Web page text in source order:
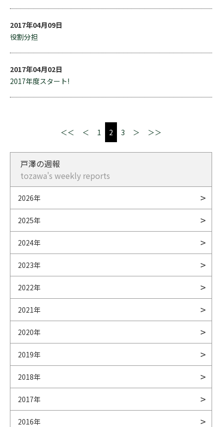
2017年04月09日
役割分担
2017年04月02日
2017年度スタート!
＜＜ ＜ 1 2 3 ＞ ＞＞
戸澤の週報
tozawa's weekly reports
2026年
2025年
2024年
2023年
2022年
2021年
2020年
2019年
2018年
2017年
2016年